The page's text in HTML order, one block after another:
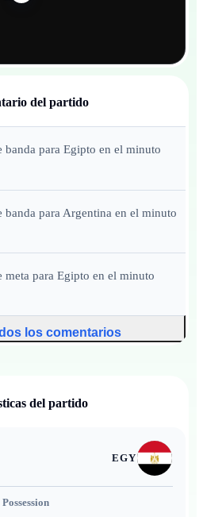
del partido
banda para Egipto en el minuto
banda para Argentina en el minuto
meta para Egipto en el minuto
los comentarios
del partido
EGY
Possession